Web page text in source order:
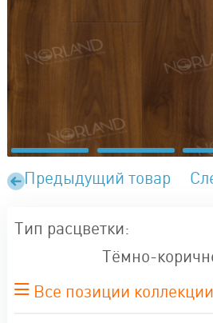
Предыдущий товар
Тип расцветки:
Тёмно-
Все позиции